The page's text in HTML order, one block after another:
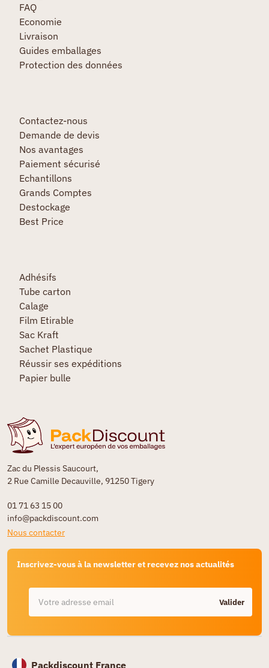
Zac du Plessis Saucourt,
2 Rue Camille Decauville, 91250 Tigery
01 71 63 15 00
info@packdiscount.com
Nous contacter
Inscrivez-vous à la newsletter et recevez nos actualités
Valider
FAQ
Economie
Livraison
Guides emballages
Protection des données
Contactez-nous
Demande de devis
Nos avantages
Paiement sécurisé
Echantillons
Grands Comptes
Destockage
Best Price
Adhésifs
Tube carton
Calage
Film Etirable
Sac Kraft
Sachet Plastique
Réussir ses expéditions
Papier bulle
Packdiscount France